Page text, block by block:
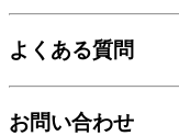
よくある質問
お問い合わせ